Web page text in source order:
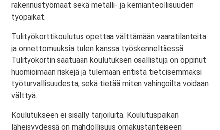
rakennustyömaat sekä metalli- ja kemianteollisuuden
työpaikat.
Tulityökorttikoulutus opettaa välttämään vaaratilanteita
ja onnettomuuksia tulen kanssa työskenneltäessä.
Tulityökortin saatuaan koulutuksen osallistuja on oppinut
huomioimaan riskejä ja tulemaan entistä tietoisemmaksi
työturvallisuudesta, sekä tietää miten vahingoilta voidaan
välttyä.
Koulutukseen ei sisälly tarjoiluita. Koulutuspaikan
läheisyydessä on mahdollisuus omakustanteiseen